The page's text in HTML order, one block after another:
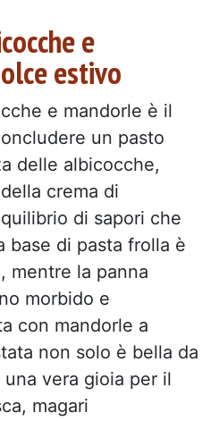
e
estivo
e mandorle è il
un pasto
delle albicocche,
crema di
di sapori che
base di pasta frolla è
mentre la panna
morbido e
con mandorle a
non solo è bella da
vera gioia per il
magari